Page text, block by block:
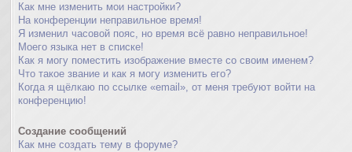
Как мне изменить мои настройки?
На конференции неправильное время!
Я изменил часовой пояс, но время всё равно неправильное!
Моего языка нет в списке!
Как я могу поместить изображение вместе со своим именем?
Что такое звание и как я могу изменить его?
Когда я щёлкаю по ссылке «email», от меня требуют войти на
конференцию!
Создание сообщений
Как мне создать тему в форуме?